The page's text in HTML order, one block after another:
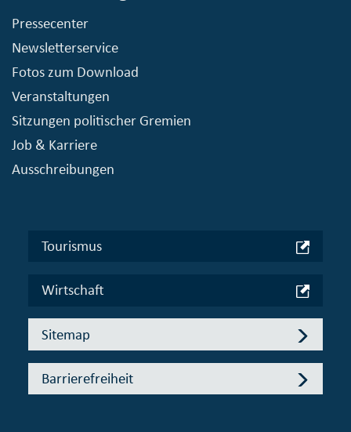
Pressecenter
Newsletterservice
Fotos zum Download
Veranstaltungen
Sitzungen politischer Gremien
Job & Karriere
Ausschreibungen
Tourismus
Wirtschaft
Sitemap
Barrierefreiheit